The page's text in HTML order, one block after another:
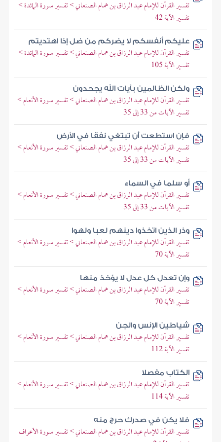
تفسير القرآن للإمام عبد الرزاق بن همام الصنعاني > تفسير سورة المائدة >
تفسير الآية 42
عليكم أنفسكم لا يضركم من ضل إذا اهتديتم
تفسير القرآن للإمام عبد الرزاق بن همام الصنعاني > تفسير سورة المائدة >
تفسير الآية 105
ولكن الظالمين بآيات الله يجحدون
تفسير القرآن للإمام عبد الرزاق بن همام الصنعاني > تفسير سورة الأنعام >
تفسير الآيات من 33 إلى 35
فإن استطعت أن تبتغي نفقا في الأرض
تفسير القرآن للإمام عبد الرزاق بن همام الصنعاني > تفسير سورة الأنعام >
تفسير الآيات من 33 إلى 35
أو سلما في السماء
تفسير القرآن للإمام عبد الرزاق بن همام الصنعاني > تفسير سورة الأنعام >
تفسير الآيات من 33 إلى 35
وذر الذين اتخذوا دينهم لعبا ولهوا
تفسير القرآن للإمام عبد الرزاق بن همام الصنعاني > تفسير سورة الأنعام >
تفسير الآية 70
وإن تعدل كل عدل لا يؤخذ منها
تفسير القرآن للإمام عبد الرزاق بن همام الصنعاني > تفسير سورة الأنعام >
تفسير الآية 70
شياطين الإنس والجن
تفسير القرآن للإمام عبد الرزاق بن همام الصنعاني > تفسير سورة الأنعام >
تفسير الآية 112
الكتاب مفصلا
تفسير القرآن للإمام عبد الرزاق بن همام الصنعاني > تفسير سورة الأنعام >
تفسير الآية 114
فلا يكن في صدرك حرج منه
تفسير القرآن للإمام عبد الرزاق بن همام الصنعاني > تفسير سورة الأعراف